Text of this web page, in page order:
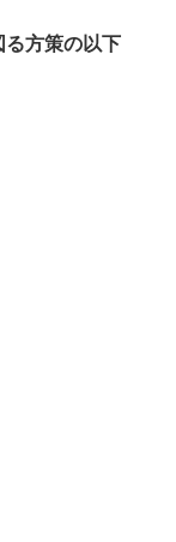
方策の以下